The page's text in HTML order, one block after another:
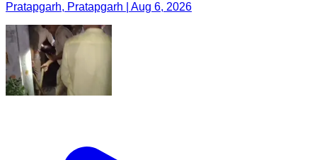
Pratapgarh, Pratapgarh | Aug 6, 2026